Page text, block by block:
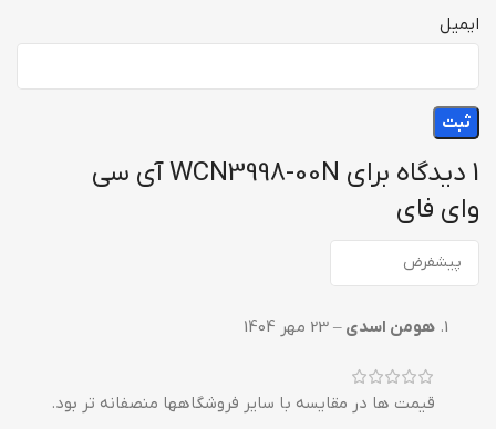
1 دیدگاه برای
WCN3998-00N آی سی
وای فای
هومن اسدی – 23 مهر 1404
قیمت ها در مقایسه با سایر فروشگاهها منصفانه تر بود.
ایمیل